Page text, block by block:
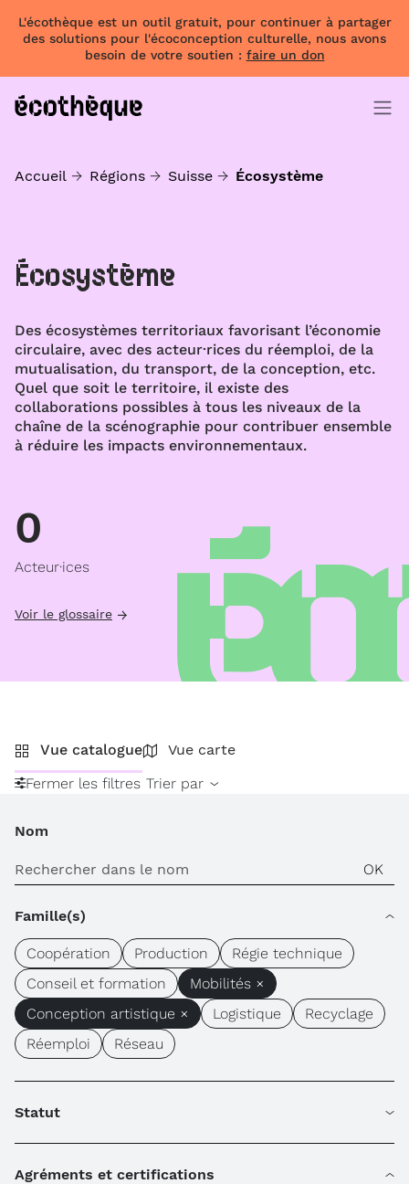
L'écothèque est un outil gratuit, pour continuer à partager
des solutions pour l'écoconception culturelle, nous avons
besoin de votre soutien : faire un don
Accueil Régions Suisse Écosystème
Écosystème
Des écosystèmes territoriaux favorisant l’économie
circulaire, avec des acteur·rices du réemploi, de la
mutualisation, du transport, de la conception, etc.
Quel que soit le territoire, il existe des
collaborations possibles à tous les niveaux de la
chaîne de la scénographie pour contribuer ensemble
à réduire les impacts environnementaux.
0
Acteur·ices
Voir le glossaire
Vue catalogue
Vue carte
Fermer les filtres Trier par
Nom
Famille(s)
Coopération Production
Régie technique
Conseil et formation
Mobilités ×
Conception artistique ×
Logistique
Recyclage
Réemploi
Réseau
Statut
Agréments et certifications